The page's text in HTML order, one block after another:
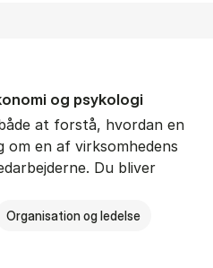
og psy­ko­lo­gi
at forstå, hvordan en
om en af virksomhedens
Du bliver
Organisation og ledelse